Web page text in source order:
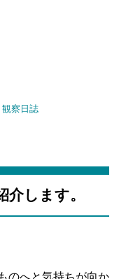
します。